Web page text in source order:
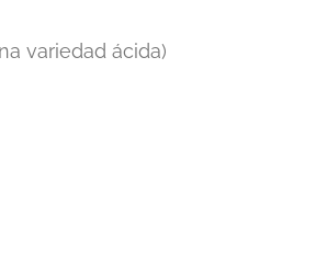
variedad ácida)